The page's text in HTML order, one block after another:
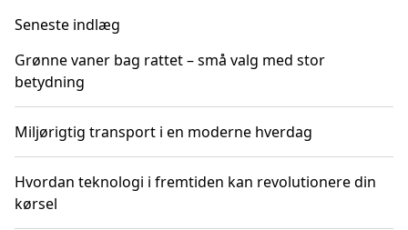
Seneste indlæg
Grønne vaner bag rattet – små valg med stor
betydning
Miljørigtig transport i en moderne hverdag
Hvordan teknologi i fremtiden kan revolutionere din
kørsel